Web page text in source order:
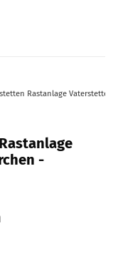
Rastanlage Vaterstetten-
-